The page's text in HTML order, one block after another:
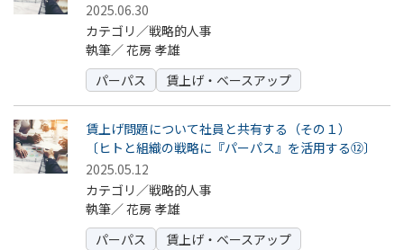
2025.06.30
カテゴリ／戦略的人事
執筆／花房 孝雄
パーパス
賃上げ・ベースアップ
賃上げ問題について社員と共有する（その１）
〔ヒトと組織の戦略に『パーパス』を活用する⑫〕
2025.05.12
カテゴリ／戦略的人事
執筆／花房 孝雄
パーパス
賃上げ・ベースアップ